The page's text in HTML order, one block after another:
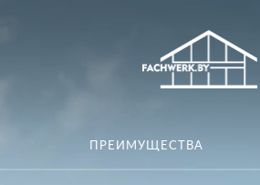
ПРЕИМУЩЕСТВА